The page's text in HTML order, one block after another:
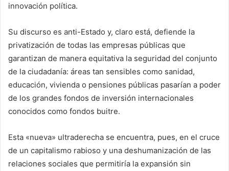
innovación política.
Su discurso es anti-Estado y, claro está, defiende la
privatización de todas las empresas públicas que
garantizan de manera equitativa la seguridad del conjunto
de la ciudadanía: áreas tan sensibles como sanidad,
educación, vivienda o pensiones públicas pasarían a poder
de los grandes fondos de inversión internacionales
conocidos como fondos buitre.
Esta «nueva» ultraderecha se encuentra, pues, en el cruce
de un capitalismo rabioso y una deshumanización de las
relaciones sociales que permitiría la expansión sin